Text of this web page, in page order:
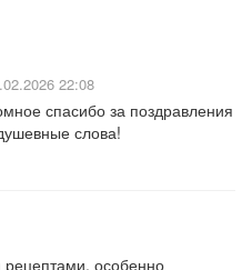
22:08
спасибо за поздравления
слова!
особенно